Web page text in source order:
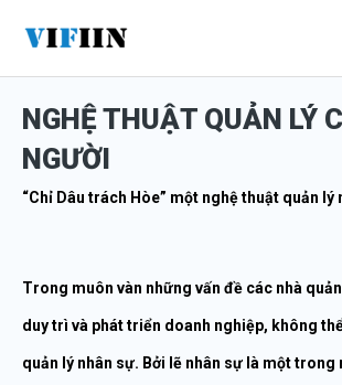
nội
dungNGHỆ THUẬT QUẢN LÝ
NGƯỜI
“Chỉ Dâu trách Hòe” một nghệ thuật quản lý
Trong muôn vàn những vấn đề các nhà
duy trì và phát triển doanh nghiệp, không
quản lý nhân sự. Bởi lẽ nhân sự là một trong